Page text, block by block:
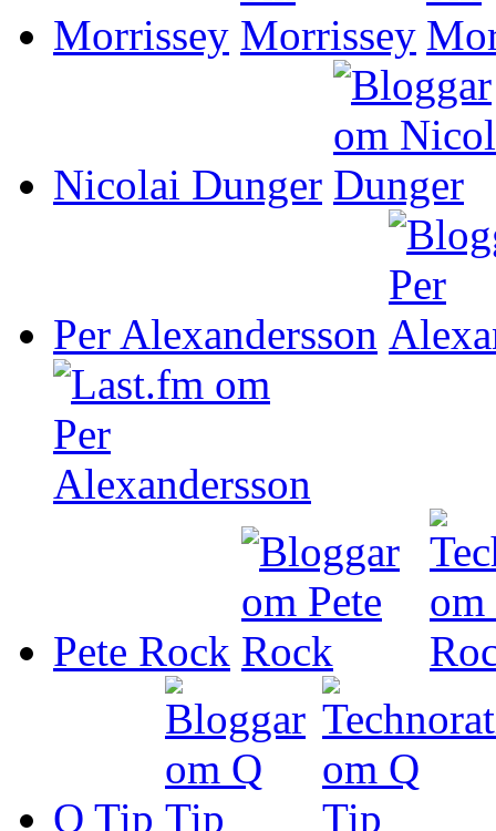
Morrissey
Nicolai Dunger
Per Alexandersson
Pete Rock
Q Tip